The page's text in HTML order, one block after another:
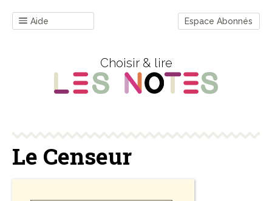
Aide Espace Abonnés
Choisir & lire
Le Censeur